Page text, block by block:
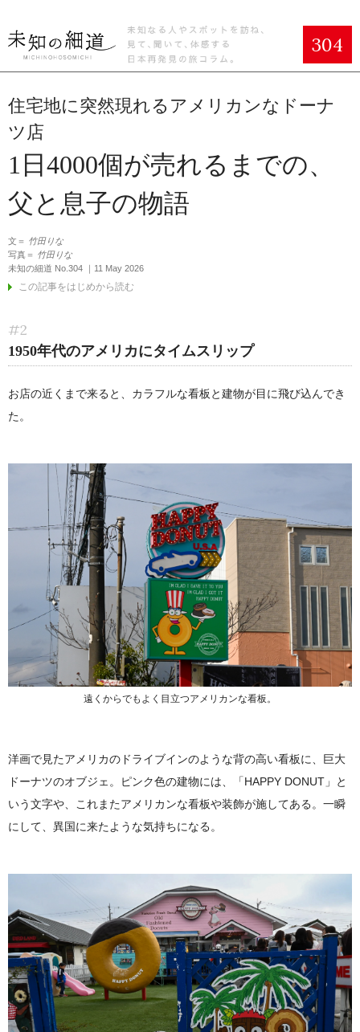
304
住宅地に突然現れるアメリカンなドーナ
ツ店
1日4000個が売れるまでの、
父と息子の物語
文＝ 竹田りな
写真＝ 竹田りな
未知の細道 No.304 ｜11 May 2026
この記事をはじめから読む
#2
1950年代のアメリカにタイムスリップ
お店の近くまで来ると、カラフルな看板と建物が目に飛び込んでき
た。
遠くからでもよく目立つアメリカンな看板。
洋画で見たアメリカのドライブインのような背の高い看板に、巨大
ドーナツのオブジェ。ピンク色の建物には、「HAPPY DONUT」と
いう文字や、これまたアメリカンな看板や装飾が施してある。一瞬
にして、異国に来たような気持ちになる。